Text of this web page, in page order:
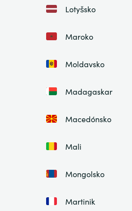
Lotyšsko
Maroko
Moldavsko
Madagaskar
Macedónsko
Mali
Mongolsko
Martinik